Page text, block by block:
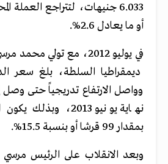
أو ما يعادل 2.6%.
في يوليو 2012، مع تولي
نهاية يونيو 2013،
بمقدار 99 قرشا أو بنسبة 15.5%.
وبعد الانقلاب على الرئيس مرسي